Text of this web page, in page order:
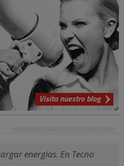
Visita nuestro blog
energías. En Tecno